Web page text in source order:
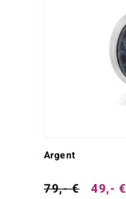
Argent
79,- € 49,- €